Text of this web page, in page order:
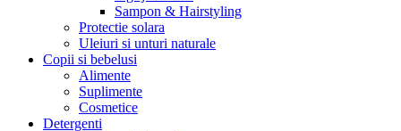
Sampon & Hairstyling
Protectie solara
Uleiuri si unturi naturale
Copii si bebelusi
Alimente
Suplimente
Cosmetice
Detergenti